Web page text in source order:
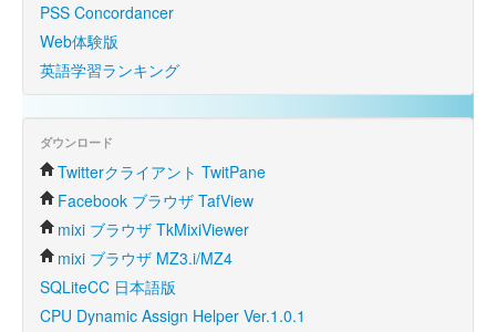
PSS Concordancer
Web体験版
英語学習ランキング
ダウンロード
Twitterクライアント TwitPane
Facebook ブラウザ TafView
mixi ブラウザ TkMixiViewer
mixi ブラウザ MZ3.i/MZ4
SQLiteCC 日本語版
CPU Dynamic Assign Helper Ver.1.0.1